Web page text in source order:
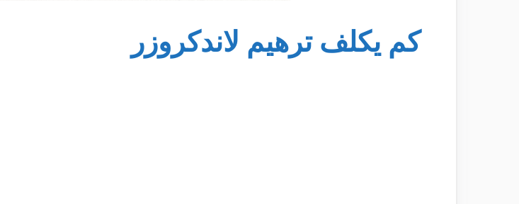
كم يكلف ترهيم لاندكروزر